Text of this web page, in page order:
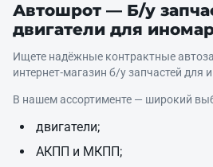
Автошрот — Б/у
двигатели для
Ищете надёжные контрактные
интернет‑магазин б/у запчастей для
В нашем ассортименте — широкий
двигатели;
АКПП и МКПП;